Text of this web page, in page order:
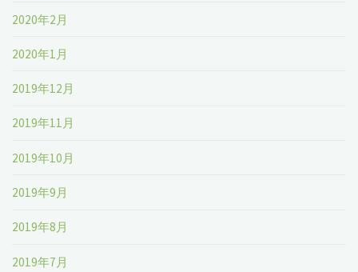
2020年2月
2020年1月
2019年12月
2019年11月
2019年10月
2019年9月
2019年8月
2019年7月